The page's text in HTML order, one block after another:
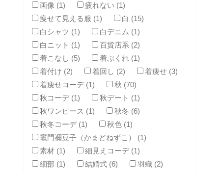
画像 (1)
疲れない (1)
痩せて見える服 (1)
白 (15)
白シャツ (1)
白デニム (1)
白ニット (1)
百貨店系 (2)
着こなし (5)
着ぶくれ (1)
着付け (2)
着回し (2)
着痩せ (3)
着痩せコーデ (1)
秋 (70)
秋コーデ (1)
秋デート (1)
秋ワンピース (1)
秋冬 (6)
秋冬コーデ (1)
秋色 (1)
竈門禰豆子（かまどねずこ） (1)
素材 (1)
細見えコーデ (1)
細部 (1)
結婚式 (6)
羽織 (2)